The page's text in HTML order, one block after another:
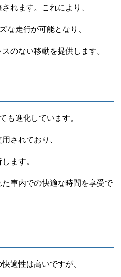
れます。これにより、
な走行が可能となり、
のない移動を提供します。
も進化しています。
されており、
ます。
車内での快適な時間を享受で
適性は高いですが、